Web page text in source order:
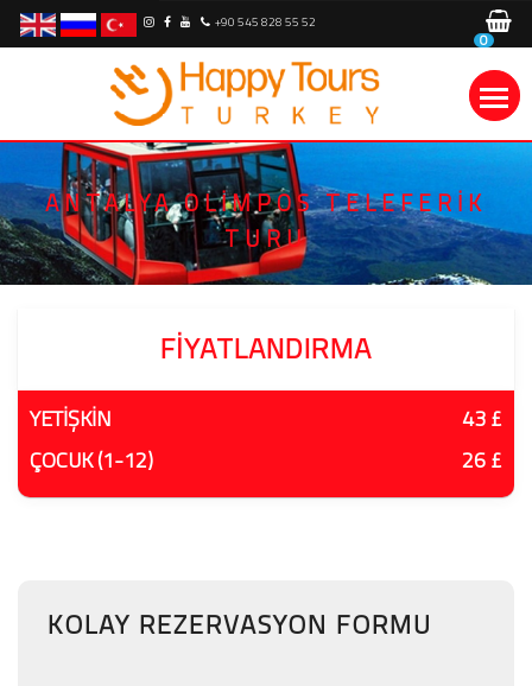
+90 545 828 55 52
0
ANTALYA OLIMPOS TELEFERIK
TURU
FIYATLANDIRMA
YETİŞKİN
43 £
ÇOCUK (1-12)
26 £
KOLAY REZERVASYON FORMU